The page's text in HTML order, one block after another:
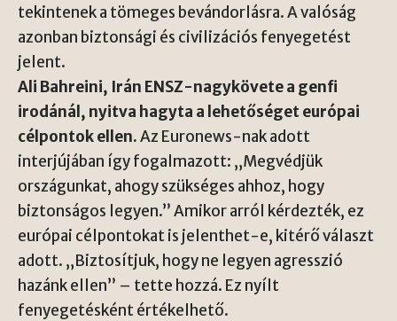
tekintenek a tömeges bevándorlásra. A valóság
azonban biztonsági és civilizációs fenyegetést
jelent.
Ali Bahreini, Irán ENSZ-nagykövete a genfi
irodánál, nyitva hagyta a lehetőséget európai
célpontok ellen.Az Euronews-nak adott
interjújában így fogalmazott: „Megvédjük
országunkat, ahogy szükséges ahhoz, hogy
biztonságos legyen.” Amikor arról kérdezték, ez
európai célpontokat is jelenthet-e, kitérő választ
adott. „Biztosítjuk, hogy ne legyen agresszió
hazánk ellen” – tette hozzá. Ez nyílt
fenyegetésként értékelhető.